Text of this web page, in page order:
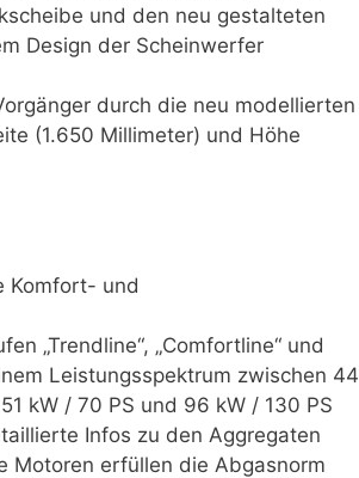
und den neu gestalteten
Design der Scheinwerfer
durch die neu modellierten
(1.650 Millimeter) und Höhe
Komfort- und
„Trendline“, „Comfortline“ und
Leistungsspektrum zwischen 44
kW / 70 PS und 96 kW / 130 PS
Infos zu den Aggregaten
Motoren erfüllen die Abgasnorm